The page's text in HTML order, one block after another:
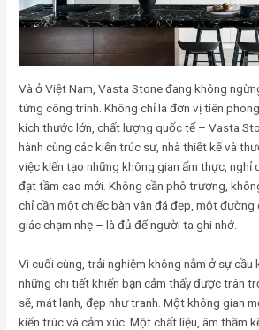
Và ở Việt Nam, Vasta Stone đang không
từng công trình. Không chỉ là đơn vị tiên
kích thước lớn, chất lượng quốc tế – Vasta
hành cùng các kiến trúc sư, nhà thiết kế và
việc kiến tạo những không gian ẩm thực, nghỉ
đạt tầm cao mới. Không cần phô trương,
chỉ cần một chiếc bàn vân đá đẹp, một đường
giác chạm nhẹ – là đủ để người ta ghi nhớ.
Vì cuối cùng, trải nghiệm không nằm ở sự cầu
những chi tiết khiến bạn cảm thấy được trân
sẽ, mát lạnh, đẹp như tranh. Một không gian
kiến trúc và cảm xúc. Một chất liệu, âm thầm